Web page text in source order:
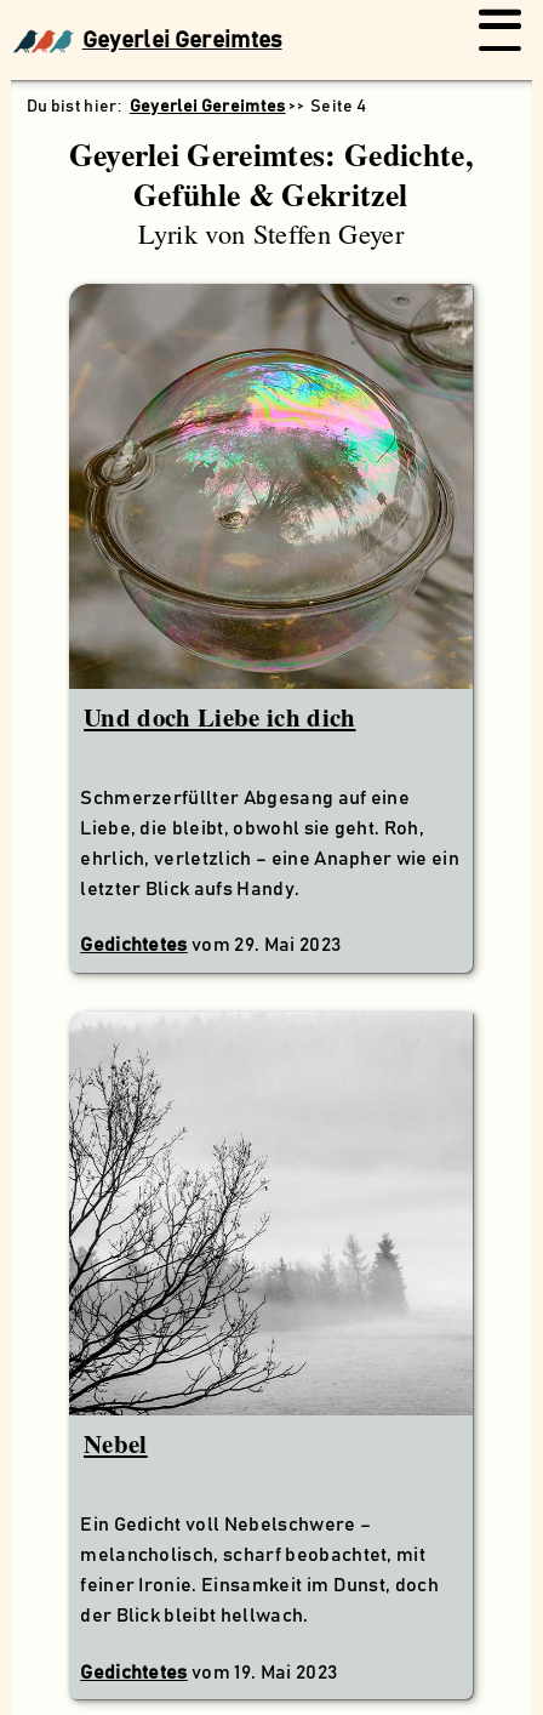
Geyerlei Gereimtes
Suchen
Geyerlei Gereimtes Seite 4
Geyerlei Gereimtes: Gedichte,
Gefühle & Gekritzel
Lyrik von Steffen Geyer
Und doch Liebe ich dich
Schmerzerfüllter Abgesang auf eine
Liebe, die bleibt, obwohl sie geht. Roh,
ehrlich, verletzlich – eine Anapher wie ein
letzter Blick aufs Handy.
Gedichtetes vom 29. Mai 2023
Nebel
Ein Gedicht voll Nebelschwere –
melancholisch, scharf beobachtet, mit
feiner Ironie. Einsamkeit im Dunst, doch
der Blick bleibt hellwach.
Gedichtetes vom19. Mai 2023